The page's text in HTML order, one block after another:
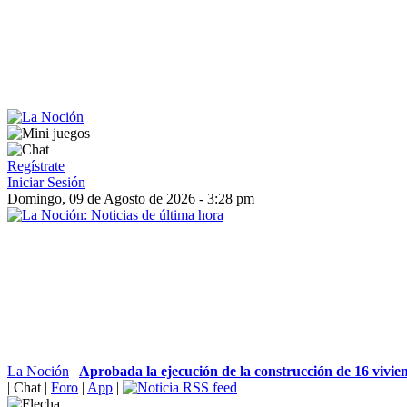
Regístrate
Iniciar Sesión
Domingo, 09 de Agosto de 2026 - 3:28 pm
La Noción | Aprobada la ejecución de la construcción de 16
| Chat | Foro | App |